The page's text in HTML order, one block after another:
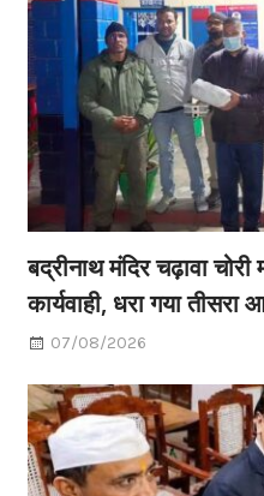
बद्रीनाथ मंदिर चढ़ावा
कार्यवाही, धरा गया तीसरा
07/08/2026